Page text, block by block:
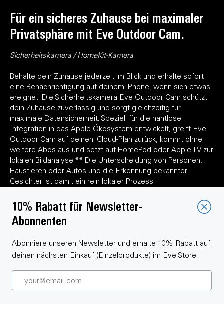
Für ein sicheres Zuhause bei maximaler
Privatsphäre mit Eve Outdoor Cam.
Sicherheitskamera / HomeKit-Kamera
Behalte dein Zuhause jederzeit im Blick und erhalte sofort
eine Benachrichtigung auf deinem iPhone, wenn sich etwas
ereignet. Die Sicherheitskamera Eve Outdoor Cam schützt
dein Zuhause zuverlässig und sorgt gleichzeitig für
maximale Datensicherheit. Speziell für die nahtlose
Integration in das Apple-Ökosystem entwickelt, greift Eve
Outdoor Cam auf deinen iCloud-Plan zurück, kommt ohne
weitere Abos aus und setzt auf HomePod oder Apple TV zur
lokalen Bildanalyse.** Die Unterscheidung von Personen,
Haustieren oder Autos und die Erkennung bekannter
Gesichter ist damit ein rein lokaler Prozess.
$274.95
In den Warenkorb
10% Rabatt für Newsletter-
Abonnenten
Abonniere unseren Newsletter und erhalte 10% Rabatt auf
deinen nächsten Einkauf (Einzelprodukte) im Eve Store.